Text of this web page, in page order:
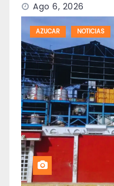
Ago 6, 2026
AZUCAR NOTICIAS